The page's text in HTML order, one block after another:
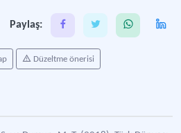
Paylaş:
Düzeltme önerisi